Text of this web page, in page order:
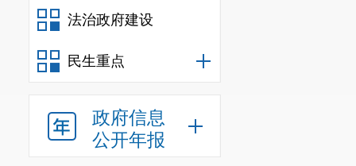
法治政府建设
民生重点
政府信息
公开年报